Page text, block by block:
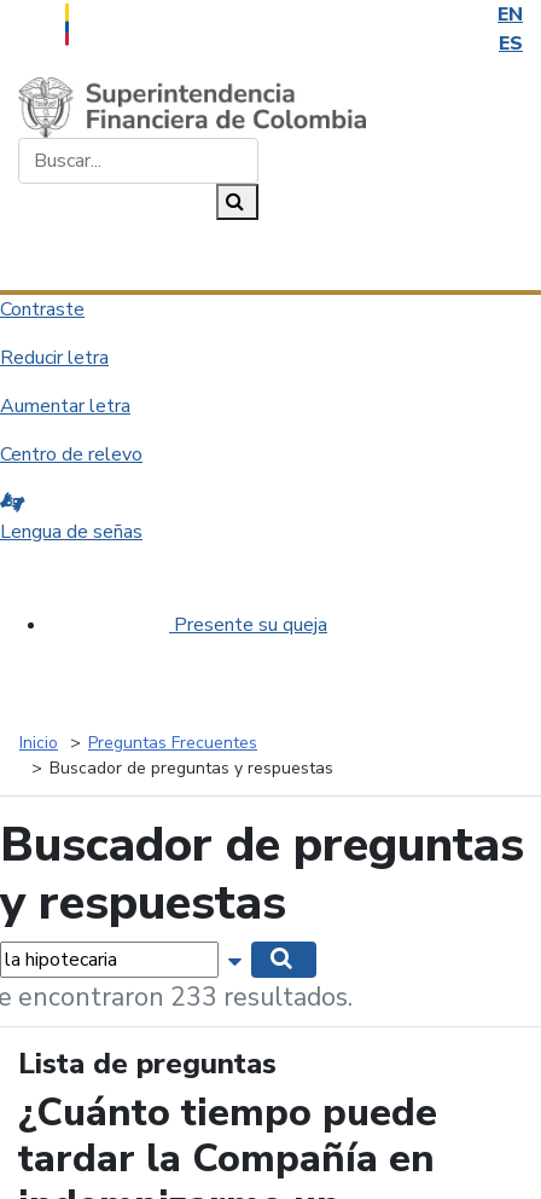
EN
ES
Saltar al contenido principal
Contraste
Reducir letra
Aumentar letra
Centro de relevo
Lengua de señas
Presente su queja
Inicio
Preguntas Frecuentes
Buscador de preguntas y respuestas
Buscador de preguntas
y respuestas
Mostrar opciones de búsqueda
encontraron 233 resultados.
Lista de preguntas
¿Cuánto tiempo puede
tardar la Compañía en